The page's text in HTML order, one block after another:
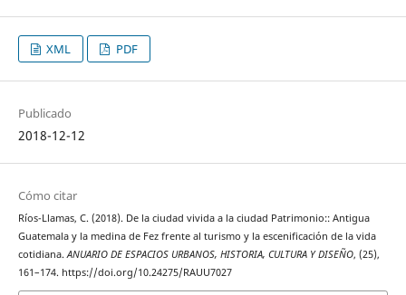
XML PDF
Publicado
2018-12-12
Cómo citar
Ríos-Llamas, C. (2018). De la ciudad vivida a la ciudad Patrimonio:: Antigua
Guatemala y la medina de Fez frente al turismo y la escenificación de la vida
cotidiana. ANUARIO DE ESPACIOS URBANOS, HISTORIA, CULTURA Y DISEÑO, (25),
161–174. https://doi.org/10.24275/RAUU7027